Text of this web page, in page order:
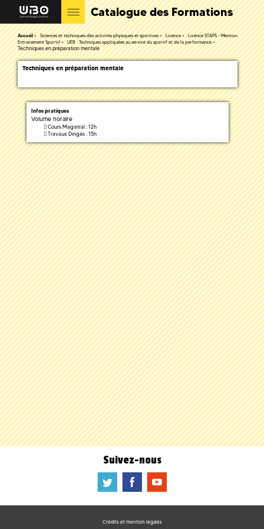
Catalogue des Formations
Accueil Sciences et techniques des activités physiques et sportives Licence
Licence STAPS - Mention
Entrainement Sportif
UEB : Techniques appliquées au service du sportif et de la performance
Techniques en préparation mentale
Techniques en préparation mentale
Infos pratiques
Volume horaire
Cours Magistral : 12h
Travaux Dirigés : 15h
Suivez-nous
a b f
Crédits et mention légales